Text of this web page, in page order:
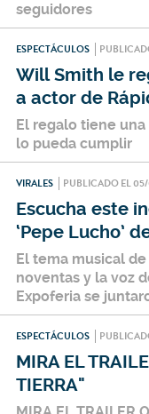
seguidores
ESPECTÁCULOS
Will Smith le
a actor de
El regalo tiene
lo pueda cumplir
VIRALES PUBLICADO EL
Escucha este
‘Pepe Lucho’
El tema musical
noventas y la voz
Expoferia se
ESPECTÁCULOS
MIRA EL
TIERRA"